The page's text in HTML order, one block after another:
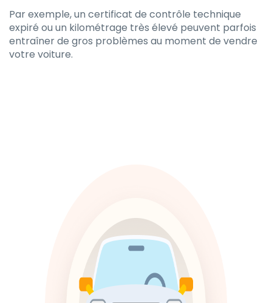
Par exemple, un certificat de contrôle technique
expiré ou un kilométrage très élevé peuvent parfois
entraîner de gros problèmes au moment de vendre
votre voiture.